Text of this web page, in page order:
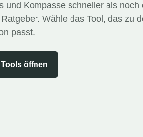
und Kompasse schneller als noch
Ratgeber. Wähle das Tool, das zu
passt.
öffnen